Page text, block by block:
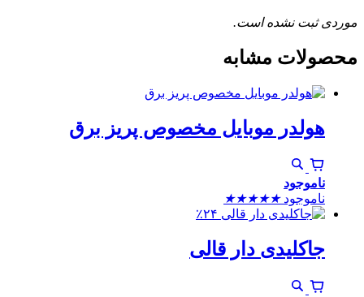
موردی ثبت نشده است.
محصولات مشابه
هولدر موبایل مخصوص پریز برق
ناموجود
ناموجود ★
★
★
★
★
٪۲۴
جاکلیدی دار قالی